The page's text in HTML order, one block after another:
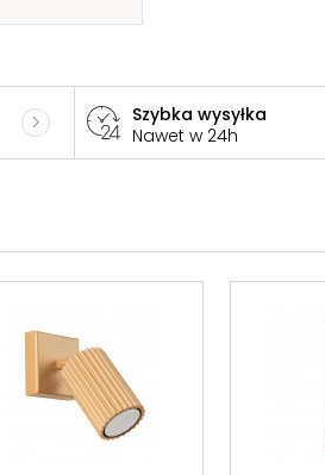
Szybka wysyłka
Nawet w 24h